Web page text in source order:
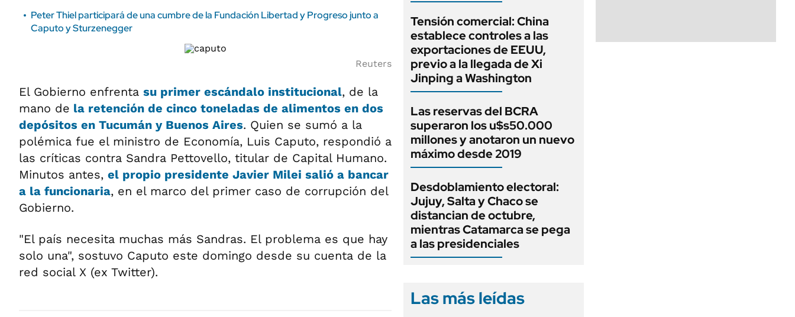
Peter Thiel participará de una cumbre de la Fundación Libertad y Progreso junto a
Caputo y Sturzenegger
Reuters
El Gobierno enfrenta su primer escándalo institucional, de la
mano de la retención de cinco toneladas de alimentos en dos
depósitos en Tucumán y Buenos Aires. Quien se sumó a la
polémica fue el ministro de Economía, Luis Caputo, respondió a
las críticas contra Sandra Pettovello, titular de Capital Humano.
Minutos antes, el propio presidente Javier Milei salió a bancar
a la funcionaria, en el marco del primer caso de corrupción del
Gobierno.
"El país necesita muchas más Sandras. El problema es que hay
solo una", sostuvo Caputo este domingo desde su cuenta de la
red social X (ex Twitter).
Tensión comercial: China
establece controles a las
exportaciones de EEUU,
previo a la llegada de Xi
Jinping a Washington
Las reservas del BCRA
superaron los u$s50.000
millones y anotaron un nuevo
máximo desde 2019
Desdoblamiento electoral:
Jujuy, Salta y Chaco se
distancian de octubre,
mientras Catamarca se pega
a las presidenciales
Las más leídas